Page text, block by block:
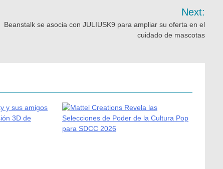
Next:
Beanstalk se asocia con JULIUSK9 para ampliar su oferta en el
cuidado de mascotas